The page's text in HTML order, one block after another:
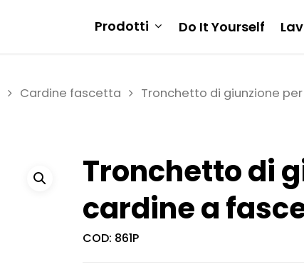
Prodotti Do It Yourself
Cardine fascetta Tronchetto di giunzione
Tronchetto di
cardine a
COD: 861P